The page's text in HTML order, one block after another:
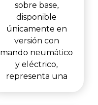
sobre base,
disponible
únicamente en
versión con
mando neumático
y eléctrico,
representa una